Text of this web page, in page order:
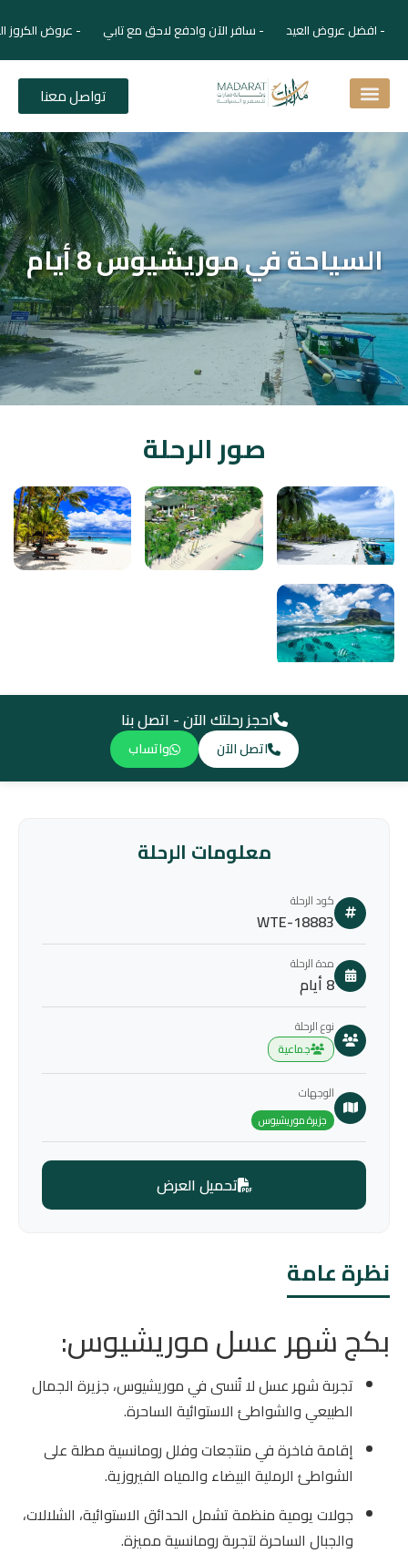
- افضل عروض العيد - سافر الآن وادفع لاحق مع تابي - عروض الكروز
تواصل معنا
السياحة في موريشيوس 8 أيام
صور الرحلة
احجز رحلتك الآن - اتصل بنا
اتصل الآن واتساب
نظرة عامة
بكج شهر عسل موريشيوس:
تجربة شهر عسل لا تُنسى في موريشيوس، جزيرة الجمال
الطبيعي والشواطئ الاستوائية الساحرة.
إقامة فاخرة في منتجعات وفلل رومانسية مطلة على
الشواطئ الرملية البيضاء والمياه الفيروزية.
جولات يومية منظمة تشمل الحدائق الاستوائية، الشلالات،
والجبال الساحرة لتجربة رومانسية مميزة.
معلومات الرحلة
كود الرحلة
WTE-18883
مدة الرحلة
8 أيام
نوع الرحلة
جماعية
الوجهات
جزيرة موريشيوس
تحميل العرض